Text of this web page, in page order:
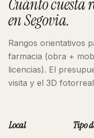
Cuánto cuesta
enSegovia.
Rangos orientativos
farmacia (obra +
licencias). El
visita y el 3D
Local Tipo